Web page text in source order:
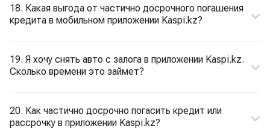
18. Какая выгода от частично досрочного погашения
кредита в мобильном приложении Kaspi.kz?
19. Я хочу снять авто с залога в приложении Kaspi.kz.
Сколько времени это займет?
20. Как частично досрочно погасить кредит или
рассрочку в приложении Kaspi.kz?